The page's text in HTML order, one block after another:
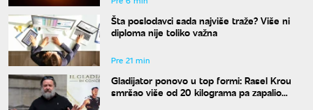
Šta poslodavci sada najviše traže? Više ni
diploma nije toliko važna
Pre 21 min
Gladijator ponovo u top formi: Rasel Krou
smršao više od 20 kilograma pa zapalio